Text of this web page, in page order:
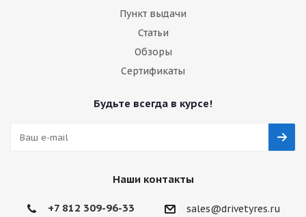
Пункт выдачи
Статьи
Обзоры
Сертификаты
Будьте всегда в курсе!
Наши контакты
+7 812 309-96-33 sales@drivetyres.ru